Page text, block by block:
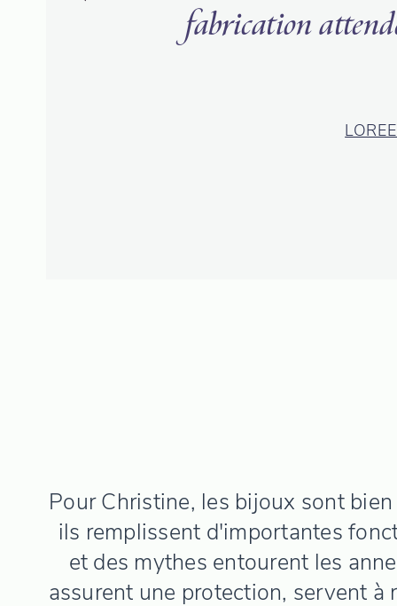
fabrication
Pour Christine, les bijoux sont
ils remplissent d'importantes
et des mythes entourent les
assurent une protection, servent à